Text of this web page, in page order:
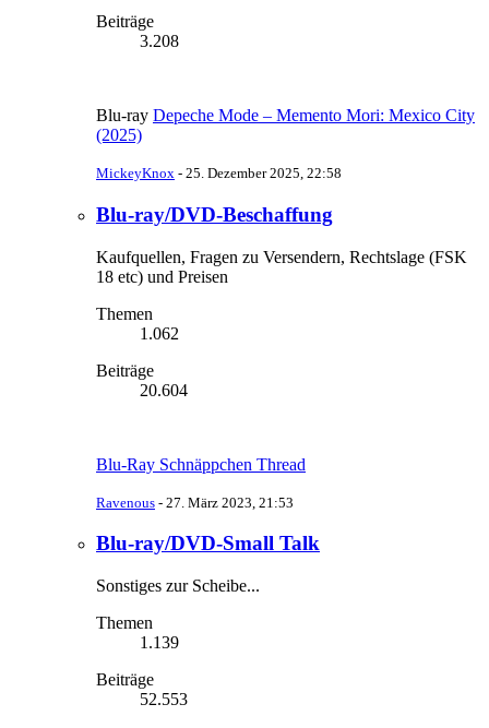
Beiträge
3.208
Blu-ray Depeche Mode – Memento Mori: Mexico City
(2025)
MickeyKnox - 25. Dezember 2025, 22:58
Blu-ray/DVD-Beschaffung
Kaufquellen, Fragen zu Versendern, Rechtslage (FSK
18 etc) und Preisen
Themen
1.062
Beiträge
20.604
Blu-Ray Schnäppchen Thread
Ravenous - 27. März 2023, 21:53
Blu-ray/DVD-Small Talk
Sonstiges zur Scheibe...
Themen
1.139
Beiträge
52.553